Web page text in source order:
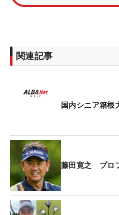
アンダー・4位には同じく
昨季賞金王の宮本勝昌はト
イ。米シニアツアーが主戦
片山晋呉はトータル1オー
関連記事
国内シニア箱
藤田寛之 プロ